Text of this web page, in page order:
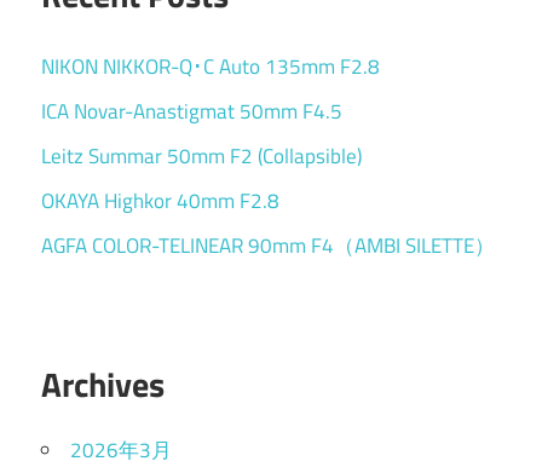
NIKON NIKKOR-Q･C Auto 135mm F2.8
ICA Novar-Anastigmat 50mm F4.5
Leitz Summar 50mm F2 (Collapsible)
OKAYA Highkor 40mm F2.8
AGFA COLOR-TELINEAR 90mm F4（AMBI SILETTE）
Archives
2026年3月